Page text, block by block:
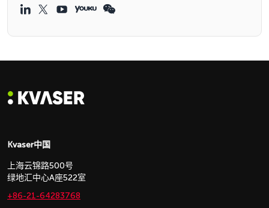
Kvaser中国
上海云锦路500号
绿地汇中心A座522室
+86-21-64283768